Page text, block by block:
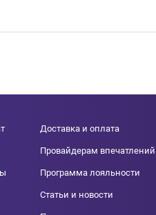
Доставка и оплата
Провайдерам впечатлений
Программа лояльности
Статьи и новости